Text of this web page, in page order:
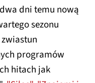
dni temu nową
sezonu
programów
hitach jak